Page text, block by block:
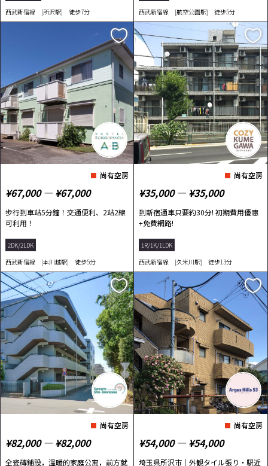
西武新宿線 [所沢駅] 徒歩7分
西武新宿線 [航空公園駅] 徒歩5分
尚有空房
¥67,000 ― ¥67,000
步行到車站5分鐘！交通便利、2站2線
可利用！
2DK/2LDK
西武新宿線 [本川越駅] 徒歩5分
尚有空房
¥35,000 ― ¥35,000
到新宿通車只要約30分! 初期費用優惠
+免費網路!
1R/1K/1LDK
西武新宿線 [久米川駅] 徒歩13分
尚有空房
¥82,000 ― ¥82,000
全瓷磚鋪設，溫暖的家庭公寓，前方就
尚有空房
¥54,000 ― ¥54,000
埼玉県所沢市｜外観タイル張り・駅近